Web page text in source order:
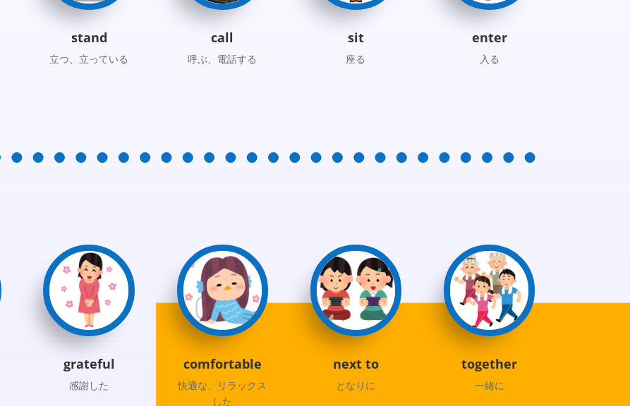
stand
立つ、立っている
call
呼ぶ、電話する
sit
座る
enter
入る
grateful
感謝した
comfortable
快適な、リラックス
した
next to
となりに
together
一緒に